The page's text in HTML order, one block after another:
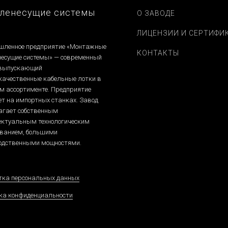
системы
предприятие «Монтажные
системы» — современный
кабельные лотки в
ассортименте. Предприятие
на импортных станках. Завод
собственным
технологическим
большими
мощностями.
персональных данных
конфиденциальности
О ЗАВОДЕ
ЛИЦЕНЗИИ И
КОНТАКТЫ